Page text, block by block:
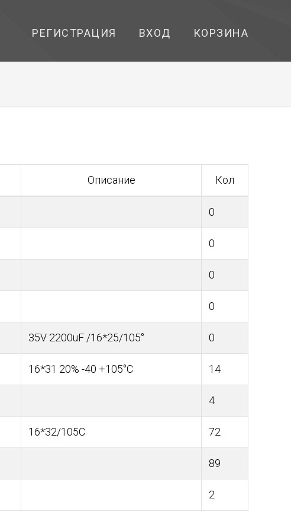
РЕГИСТРАЦИЯ ВХОД КОРЗИНА
Описание Кол
0
0
0
0
35V 2200uF /16*25/105° 0
16*31 20% -40 +105°С 14
4
16*32/105C 72
89
2